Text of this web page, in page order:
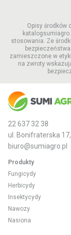
Opisy środków
stosowania. Ze
zamieszczone w
na zwroty
22 637 32 38
ul. Bonifraterska
biuro@sumiagro.pl
Produkty
Fungicydy
Herbicydy
Insektycydy
Nawozy
Nasiona